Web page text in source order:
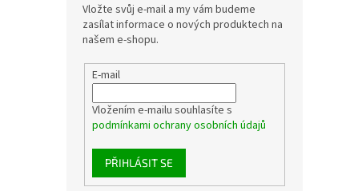
Vložte svůj e-mail a my vám budeme
zasílat informace o nových produktech na
našem e-shopu.
E-mail
Vložením e-mailu souhlasíte s
podmínkami ochrany osobních údajů
PŘIHLÁSIT SE